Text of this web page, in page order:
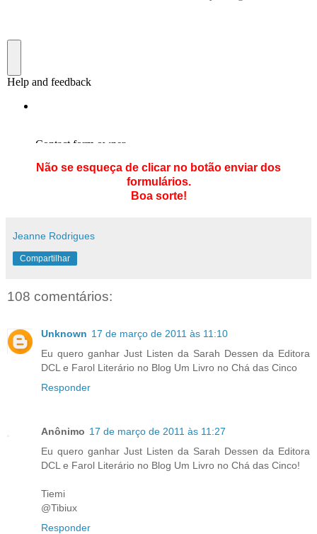
Não se esqueça de clicar no botão enviar dos
formulários.
Boa sorte!
Jeanne Rodrigues
Compartilhar
108 comentários:
Unknown 17 de março de 2011 às 11:10
Eu quero ganhar Just Listen da Sarah Dessen da Editora
DCL e Farol Literário no Blog Um Livro no Chá das Cinco
Responder
Anônimo 17 de março de 2011 às 11:27
Eu quero ganhar Just Listen da Sarah Dessen da Editora
DCL e Farol Literário no Blog Um Livro no Chá das Cinco!
Tiemi
@Tibiux
Responder